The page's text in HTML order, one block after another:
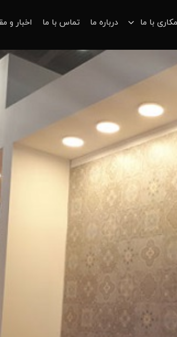
با ما درباره ما تماس با ما اخبار و